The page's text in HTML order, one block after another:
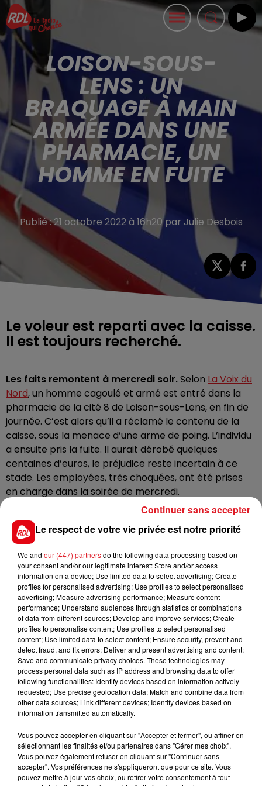
LOISON-SOUS-
LENS : UN
BRAQUAGE À MAIN
ARMÉE DANS UNE
PHARMACIE, UN
HOMME EN FUITE
Publié : 21 octobre 2022 à 16h20 par Julie Desbois
Le voleur est reparti avec la caisse.
Il est toujours recherché.
Les faits remontent à mercredi soir.Selon La Voix du
Nord, un homme cagoulé et armé est entré dans la
pharmacie de la cité 8 de Loison-sous-Lens, en fin de
journée. C’est alors qu’il a réclamé le contenu de la
caisse, sous la menace d’une arme de poing. L’individu
a ensuite pris la fuite. Il aurait dérobé quelques
centaines d’euros, le préjudice reste incertain à ce
stade. Les employées, très choquées, ont été prises
en charge dans la soirée de mercredi.
Une enquête est ouverte. L’homme est toujours
recherché.
FIL D'ACTUS
15 juillet 2026
BÉTHUNE: ENQUÊTE POUR HOMICIDE
VOLONTAIRE EN COURS, APRÈS LA...
Selon les premiers éléments, le logement servait
à des prostituées
Le respect de votre vie privée est notre priorité
We and our (447) partnersdo the following data processing based on
your consent and/or our legitimate interest: Store and/or access
information on a device; Use limited data to select advertising; Create
profiles for personalised advertising; Use profiles to select personalised
advertising; Measure advertising performance; Measure content
performance; Understand audiences through statistics or combinations
of data from different sources; Develop and improve services; Create
profiles to personalise content; Use profiles to select personalised
content; Use limited data to select content; Ensure security, prevent and
detect fraud, and fix errors; Deliver and present advertising and content;
Save and communicate privacy choices. These technologies may
process personal data such as IP address and browsing data to offer
following functionalities: Identify devices based on information actively
requested; Use precise geolocation data; Match and combine data from
other data sources; Link different devices; Identify devices based on
information transmitted automatically.
Vous pouvez accepter en cliquant sur "Accepter et fermer", ou affiner en
sélectionnant les finalités et/ou partenaires dans "Gérer mes choix".
Vous pouvez également refuser en cliquant sur "Continuer sans
accepter". Vos préférences ne s'appliqueront que pour ce site. Vous
pouvez mettre à jour vos choix, ou retirer votre consentement à tout
Continuer sans accepter